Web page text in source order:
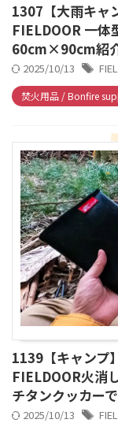
1307【大雨キャ
FIELDOOR 一体
60cm×90cm紹
2025/10/13
焚火用品 / Bonfire
1139【キャンプ
FIELDOOR火消
チタンクッカー
2025/10/13